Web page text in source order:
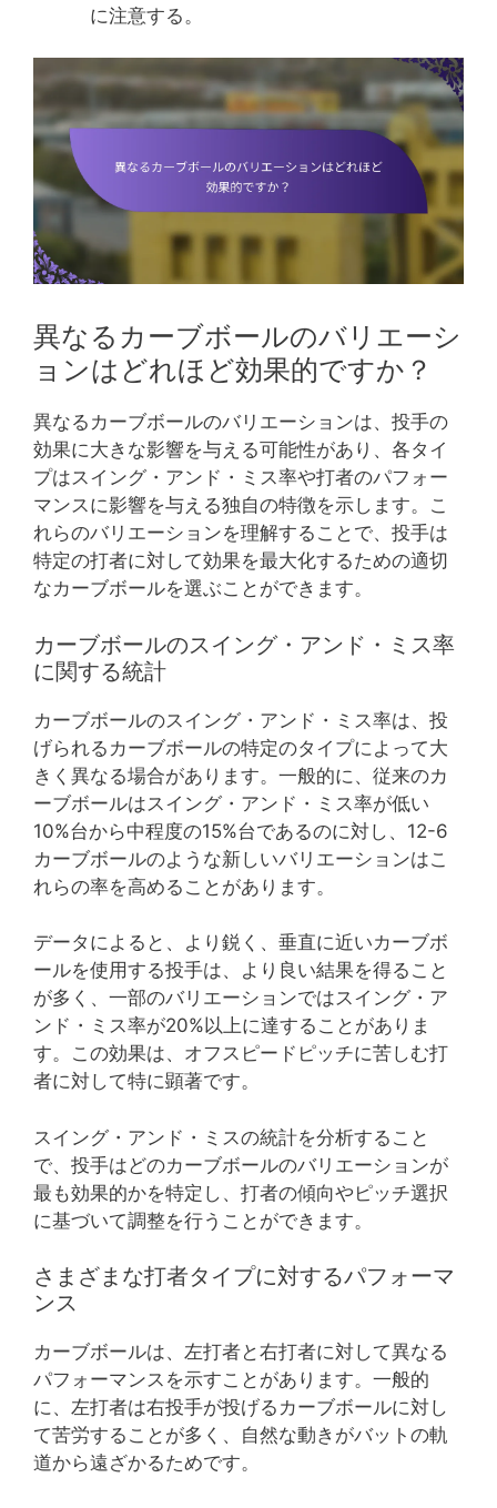
に注意する。
異なるカーブボールのバリエーシ
ョンはどれほど効果的ですか？
異なるカーブボールのバリエーションは、投手の
効果に大きな影響を与える可能性があり、各タイ
プはスイング・アンド・ミス率や打者のパフォー
マンスに影響を与える独自の特徴を示します。こ
れらのバリエーションを理解することで、投手は
特定の打者に対して効果を最大化するための適切
なカーブボールを選ぶことができます。
カーブボールのスイング・アンド・ミス率
に関する統計
カーブボールのスイング・アンド・ミス率は、投
げられるカーブボールの特定のタイプによって大
きく異なる場合があります。一般的に、従来のカ
ーブボールはスイング・アンド・ミス率が低い
10%台から中程度の15%台であるのに対し、12-6
カーブボールのような新しいバリエーションはこ
れらの率を高めることがあります。
データによると、より鋭く、垂直に近いカーブボ
ールを使用する投手は、より良い結果を得ること
が多く、一部のバリエーションではスイング・ア
ンド・ミス率が20%以上に達することがありま
す。この効果は、オフスピードピッチに苦しむ打
者に対して特に顕著です。
スイング・アンド・ミスの統計を分析すること
で、投手はどのカーブボールのバリエーションが
最も効果的かを特定し、打者の傾向やピッチ選択
に基づいて調整を行うことができます。
さまざまな打者タイプに対するパフォーマ
ンス
カーブボールは、左打者と右打者に対して異なる
パフォーマンスを示すことがあります。一般的
に、左打者は右投手が投げるカーブボールに対し
て苦労することが多く、自然な動きがバットの軌
道から遠ざかるためです。